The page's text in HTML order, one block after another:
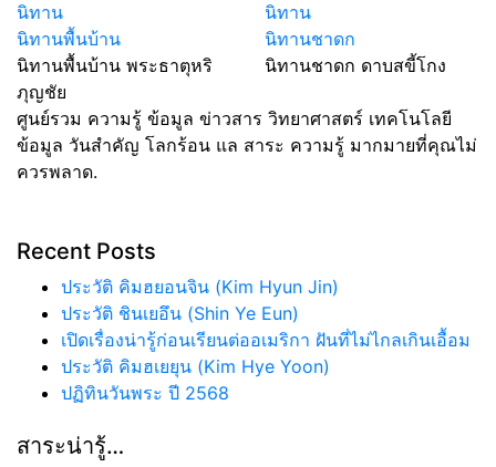
นิทาน
นิทานพื้นบ้าน
นิทานพื้นบ้าน พระธาตุหริ
ภุญชัย
นิทาน
นิทานชาดก
นิทานชาดก ดาบสขี้โกง
ศูนย์รวม ความรู้ ข้อมูล ข่าวสาร วิทยาศาสตร์ เทคโนโลยี
ข้อมูล วันสำคัญ โลกร้อน แล สาระ ความรู้ มากมายที่คุณไม่
ควรพลาด.
Recent Posts
ประวัติ คิมฮยอนจิน (Kim Hyun Jin)
ประวัติ ชินเยอึน (Shin Ye Eun)
เปิดเรื่องน่ารู้ก่อนเรียนต่ออเมริกา ฝันที่ไม่ไกลเกินเอื้อม
ประวัติ คิมฮเยยุน (Kim Hye Yoon)
ปฏิทินวันพระ ปี 2568
สาระน่ารู้…